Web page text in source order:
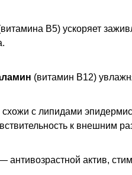
B5) ускоряет
(витамин B12)
схожи с липидами
к внешним
антивозрастной актив,